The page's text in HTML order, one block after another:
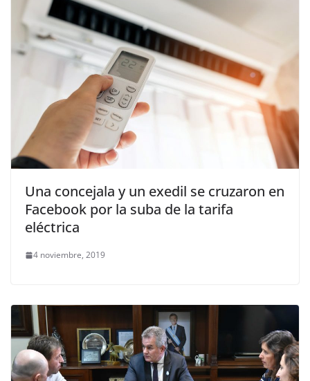
Una concejala y un exedil se cruzaron en
Facebook por la suba de la tarifa
eléctrica
4 noviembre, 2019